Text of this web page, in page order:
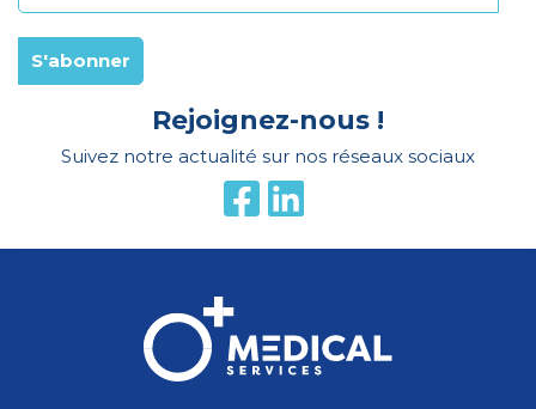
Rejoignez-nous !
Suivez notre actualité sur nos réseaux sociaux